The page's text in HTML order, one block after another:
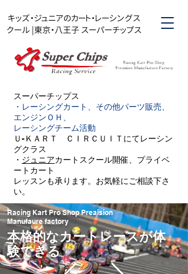
キッズ・ジュニアのカート・レーシングス
クール |東京・八王子 スーパーチップス
Racing Kart Pro Shop Preaision
Manufaure factory
本格的なカートレースが体
験できる
スーパーチップス​
・レーシングカート、その他パーツ販売、
エンジンＯＨ、
レーシングチーム活動
Ｕ-ＫＡＲＴ ＣＩＲＣＵＩＴにてレーシン
グクラス
・ ジュニアカートスクール開催、プライベ
ートカート
レッスンも承ります。お気軽にご相談下さ
い。